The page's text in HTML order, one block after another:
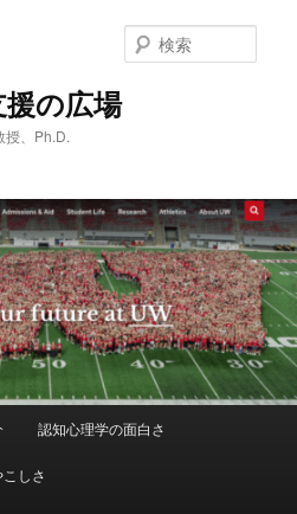
の広場
、Ph.D.
索
認知心理学の面白さ
しさ